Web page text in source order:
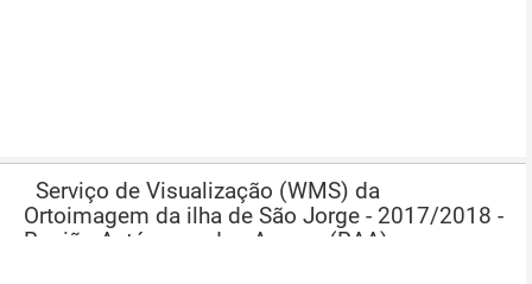
Serviço de Visualização (WMS) da
Ortoimagem da ilha de São Jorge - 2017/2018 -
Região Autónoma dos Açores (RAA)